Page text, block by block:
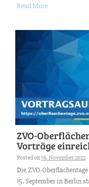
Read More
ZVO-
Vorträge
Posted on16. November 2022
Die ZVO-
15. September in Berlin